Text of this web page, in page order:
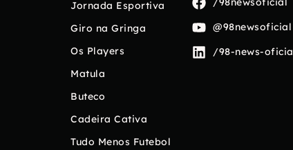
Jornada Esportiva
Giro na Gringa
Os Players
Matula
Buteco
Cadeira Cativa
Tudo Menos Futebol
@98newsoficial
/98-news-